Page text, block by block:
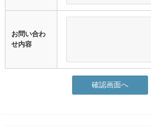
お問い合わ
せ内容